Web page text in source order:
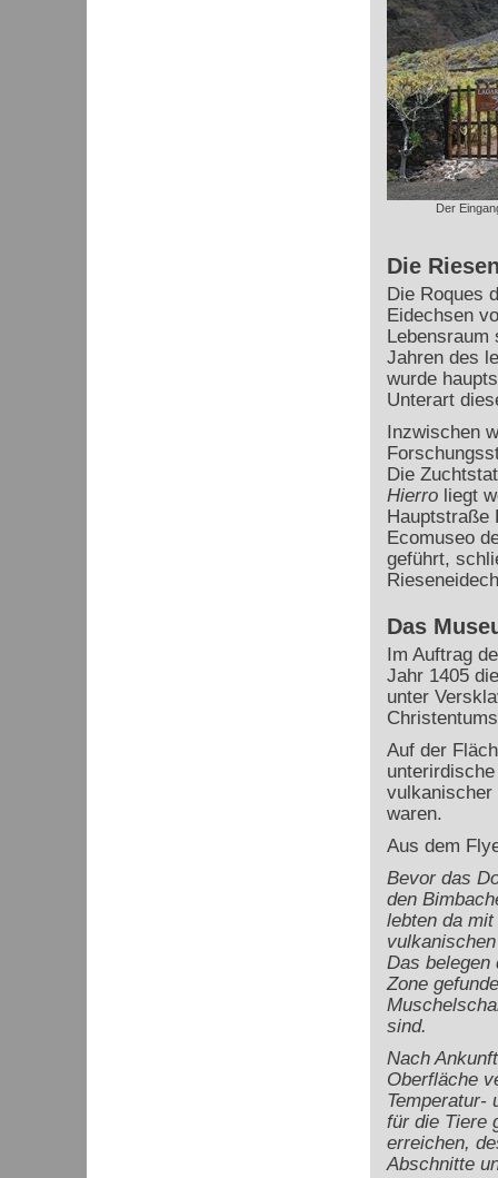
Der
Die
Die Roques
Eidechsen
Lebensraum
Jahren des
wurde
Unterart
Inzwischen
Die
Hierroliegt
Hauptstraße
Ecomuseo
geführt,
Das
Im Auftrag
Jahr 1405
unter
Auf der
vulkanischer
waren.
Aus dem
Bevor das
den
lebten da
Das belegen
Zone
sind.
Nach
Oberfläche
Temperatur-
für die Tiere
erreichen,
Abschnitte